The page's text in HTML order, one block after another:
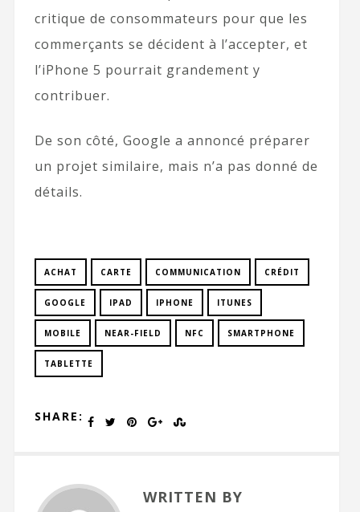
critique de consommateurs pour que les
commerçants se décident à l’accepter, et
l’iPhone 5 pourrait grandement y
contribuer.
De son côté, Google a annoncé préparer
un projet similaire, mais n’a pas donné de
détails.
ACHAT CARTE COMMUNICATION CRÉDIT
GOOGLE IPAD IPHONE ITUNES
MOBILE NEAR-FIELD NFC SMARTPHONE
TABLETTE
SHARE:
WRITTEN BY